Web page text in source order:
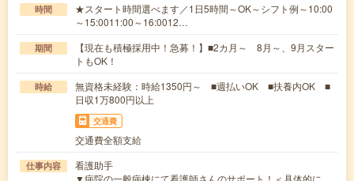
時間
★スタート時間選べます／1日5時間～OK～シフト例～10:00
～15:0011:00～16:0012…
期間
【現在も積極採用中！急募！】■2カ月～ 8月～、9月スター
トもOK！
時給
無資格未経験：時給1350円～ ■週払いOK ■扶養内OK ■
日収1万800円以上
交通費
交通費全額支給
仕事内容
看護助手
▼病院の一般病棟にて看護師さんのサポート！＜具体的に